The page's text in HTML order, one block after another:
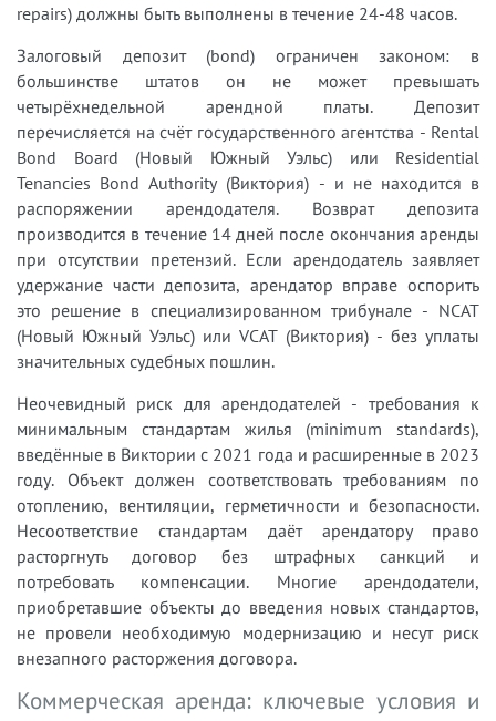
repairs) должны быть выполнены в течение 24-48 часов.
Залоговый депозит (bond) ограничен законом: в
большинстве штатов он не может превышать
четырёхнедельной арендной платы. Депозит
перечисляется на счёт государственного агентства - Rental
Bond Board (Новый Южный Уэльс) или Residential
Tenancies Bond Authority (Виктория) - и не находится в
распоряжении арендодателя. Возврат депозита
производится в течение 14 дней после окончания аренды
при отсутствии претензий. Если арендодатель заявляет
удержание части депозита, арендатор вправе оспорить
это решение в специализированном трибунале - NCAT
(Новый Южный Уэльс) или VCAT (Виктория) - без уплаты
значительных судебных пошлин.
Неочевидный риск для арендодателей - требования к
минимальным стандартам жилья (minimum standards),
введённые в Виктории с 2021 года и расширенные в 2023
году. Объект должен соответствовать требованиям по
отоплению, вентиляции, герметичности и безопасности.
Несоответствие стандартам даёт арендатору право
расторгнуть договор без штрафных санкций и
потребовать компенсации. Многие арендодатели,
приобретавшие объекты до введения новых стандартов,
не провели необходимую модернизацию и несут риск
внезапного расторжения договора.
Коммерческая аренда: ключевые условия и